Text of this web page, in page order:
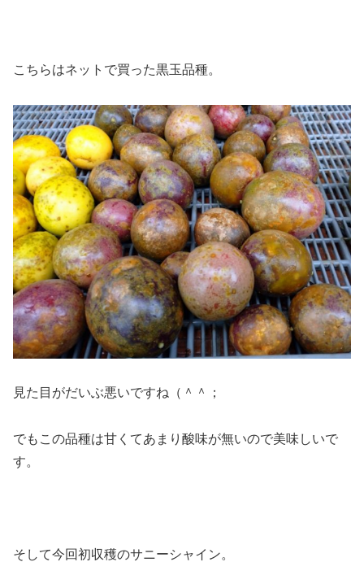
こちらはネットで買った黒玉品種。
見た目がだいぶ悪いですね（＾＾；
でもこの品種は甘くてあまり酸味が無いので美味しいで
す。
そして今回初収穫のサニーシャイン。